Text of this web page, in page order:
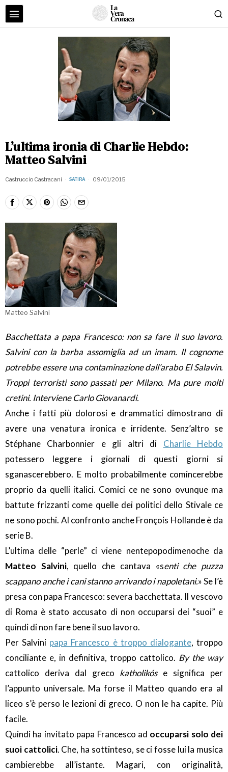
L’ultima ironia di Charlie Hebdo:
Matteo Salvini
Castruccio Castracani SATIRA 09/01/2015
Matteo Salvini
Bacchettata a papa Francesco: non sa fare il suo lavoro.
Salvini con la barba assomiglia ad un imam. Il cognome
potrebbe essere una contaminazione dall’arabo El Salavin.
Troppi terroristi sono passati per Milano. Ma pure molti
cretini. Interviene Carlo Giovanardi.
Anche i fatti più dolorosi e drammatici dimostrano di
avere una venatura ironica e irridente. Senz’altro se
Stéphane Charbonnier e gli altri di Charlie Hebdo
potessero leggere i giornali di questi giorni si
sganascerebbero. E molto probabilmente comincerebbe
proprio da quelli italici. Comici ce ne sono ovunque ma
battute frizzanti come quelle dei politici dello Stivale ce
ne sono pochi. Al confronto anche Fronçois Hollande è da
serie B.
L’ultima delle “perle” ci viene nentepopodimenoche da
Matteo Salvini, quello che cantava «senti che puzza
scappano anche i cani stanno arrivando i napoletani.» Se l’è
presa con papa Francesco: severa bacchettata. Il vescovo
di Roma è stato accusato di non occuparsi dei “suoi” e
quindi di non fare bene il suo lavoro.
Per Salvini papa Francesco è troppo dialogante, troppo
conciliante e, in definitiva, troppo cattolico. By the way
cattolico deriva dal greco katholikóse significa per
l’appunto universale. Ma forse il Matteo quando era al
liceo s’è perso le lezioni di greco. O non le ha capite. Più
facile.
Quindi ha invitato papa Francesco ad occuparsi solo dei
suoi cattolici. Che, ha sottinteso, se ci fosse lui la musica
cambierebbe all’istante. Magari, con originalità,